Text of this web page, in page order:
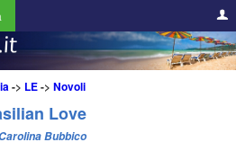
-> LE-> Novoli
Love
Bubbico